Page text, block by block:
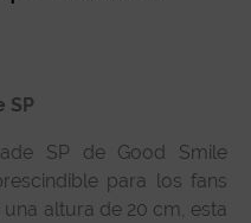
SP
SP de Good Smile
para los fans
altura de 20 cm, esta